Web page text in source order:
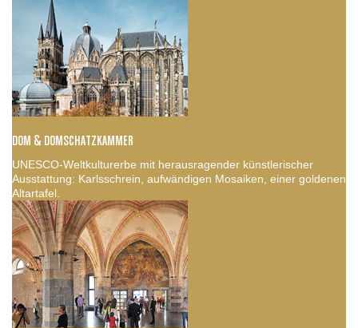
DOM & DOMSCHATZKAMMER
UNESCO-Weltkulturerbe mit herausragender künstlerischer
Ausstattung: Karlsschrein, aufwändigen Mosaiken, einer goldenen
Altartafel.